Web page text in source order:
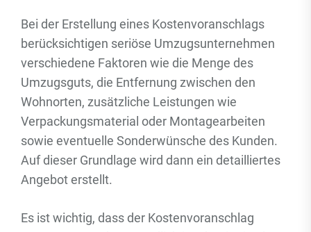
Bei der Erstellung eines Kostenvoranschlags
berücksichtigen seriöse Umzugsunternehmen
verschiedene Faktoren wie die Menge des
Umzugsguts, die Entfernung zwischen den
Wohnorten, zusätzliche Leistungen wie
Verpackungsmaterial oder Montagearbeiten
sowie eventuelle Sonderwünsche des Kunden.
Auf dieser Grundlage wird dann ein detailliertes
Angebot erstellt.
Es ist wichtig, dass der Kostenvoranschlag